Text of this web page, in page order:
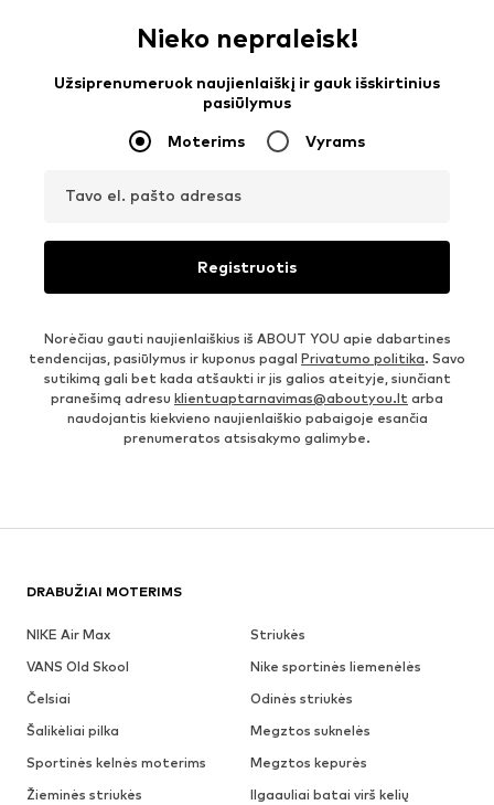
Nieko nepraleisk!
Užsiprenumeruok naujienlaiškį ir gauk išskirtinius
pasiūlymus
Moterims Vyrams
Tavo el. pašto adresas
Registruotis
Norėčiau gauti naujienlaiškius iš ABOUT YOU apie dabartines
tendencijas, pasiūlymus ir kuponus pagal Privatumo politika. Savo
sutikimą gali bet kada atšaukti ir jis galios ateityje, siunčiant
pranešimą adresu klientuaptarnavimas@aboutyou.lt arba
naudojantis kiekvieno naujienlaiškio pabaigoje esančia
prenumeratos atsisakymo galimybe.
DRABUŽIAI MOTERIMS
NIKE Air Max
Striukės
VANS Old Skool
Nike sportinės liemenėlės
Čelsiai
Odinės striukės
Šalikėliai pilka
Megztos suknelės
Sportinės kelnės moterims
Megztos kepurės
Žieminės striukės
Ilgaauliai batai virš kelių